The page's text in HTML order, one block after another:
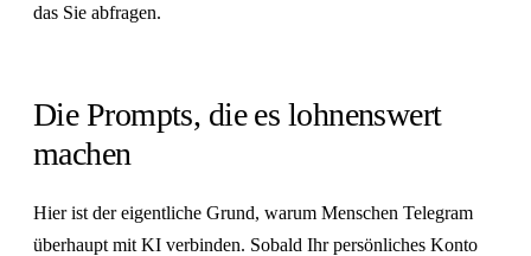
das Sie abfragen.
Die Prompts, die es lohnenswert
machen
Hier ist der eigentliche Grund, warum Menschen Telegram
überhaupt mit KI verbinden. Sobald Ihr persönliches Konto